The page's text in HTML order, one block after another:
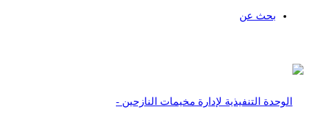
بحث عن